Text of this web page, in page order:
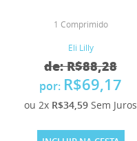
1 Comprimido
Eli Lilly
de: R$88,28
por: R$69,17
ou 2x R$34,59 Sem Juros